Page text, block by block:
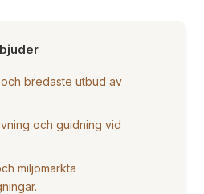
bredaste utbud av
och guidning vid
miljömärkta